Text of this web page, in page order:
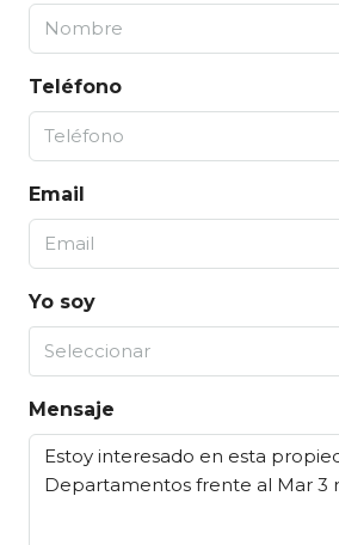
Teléfono
Email
Yo soy
Seleccionar
Mensaje